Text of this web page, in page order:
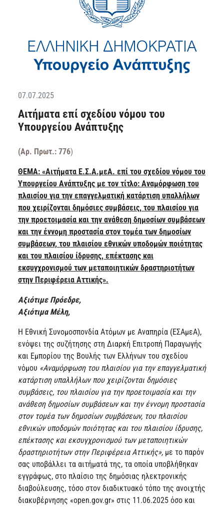
07.07.2025
Αιτήματα επί σχεδίου νόμου του
Υπουργείου Ανάπτυξης
(Αρ. Πρωτ.: 776)
ΘΕΜΑ: «Αιτήματα Ε.Σ.Α.μεΑ. επί του σχεδίου νόμου του
Υπουργείου Ανάπτυξης με τον τίτλο: Αναμόρφωση του
πλαισίου για την επαγγελματική κατάρτιση υπαλλήλων
που χειρίζονται δημόσιες συμβάσεις, του πλαισίου για
την προετοιμασία και την ανάθεση δημοσίων συμβάσεων
και την έννομη προστασία στον τομέα των δημοσίων
συμβάσεων, του πλαισίου εθνικών υποδομών ποιότητας
και του πλαισίου ίδρυσης, επέκτασης και
εκσυγχρονισμού των μεταποιητικών δραστηριοτήτων
στην Περιφέρεια Αττικής».
Αξιότιμε Πρόεδρε,
Αξιότιμα Μέλη,
Η Εθνική Συνομοσπονδία Ατόμων με Αναπηρία (ΕΣΑμεΑ),
ενόψει της συζήτησης στη Διαρκή Επιτροπή Παραγωγής
και Εμπορίου της Βουλής των Ελλήνων του σχεδίου
νόμου «Αναμόρφωση του πλαισίου για την επαγγελματική
κατάρτιση υπαλλήλων που χειρίζονται δημόσιες
συμβάσεις, του πλαισίου για την προετοιμασία και την
ανάθεση δημοσίων συμβάσεων και την έννομη προστασία
στον τομέα των δημοσίων συμβάσεων, του πλαισίου
εθνικών υποδομών ποιότητας και του πλαισίου ίδρυσης,
επέκτασης και εκσυγχρονισμού των μεταποιητικών
δραστηριοτήτων στην Περιφέρεια Αττικής», με το παρόν
σας υποβάλλει τα αιτήματά της, τα οποία υποβλήθηκαν
εγγράφως, στο πλαίσιο της δημόσιας ηλεκτρονικής
διαβούλευσης, τόσο στον διαδικτυακό τόπο της ανοιχτής
διακυβέρνησης «open.gov.gr» στις 11.06.2025 όσο και